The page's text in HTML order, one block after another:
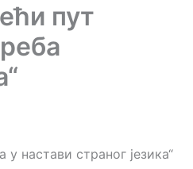
пут
настави страног језика“